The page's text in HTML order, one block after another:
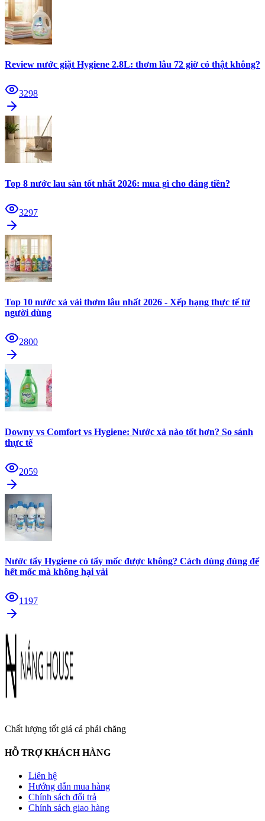
Review nước giặt Hygiene 2.8L: thơm lâu 72 giờ có thật không?
3298
Top 8 nước lau sàn tốt nhất 2026: mua gì cho đáng tiền?
3297
Top 10 nước xả vải thơm lâu nhất 2026 - Xếp hạng thực tế từ
người dùng
2800
Downy vs Comfort vs Hygiene: Nước xả nào tốt hơn? So sánh
thực tế
2059
Nước tẩy Hygiene có tẩy mốc được không? Cách dùng đúng để
hết mốc mà không hại vải
1197
Chất lượng tốt giá cả phải chăng
HỖ TRỢ KHÁCH HÀNG
Liên hệ
Hướng dẫn mua hàng
Chính sách đổi trả
Chính sách giao hàng